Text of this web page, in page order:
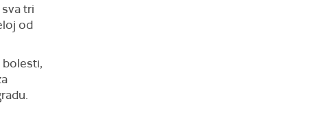
tri
od
bolesti,